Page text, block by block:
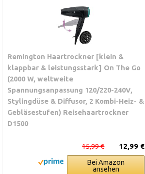
Remington Haartrockner [klein &
klappbar & leistungsstark] On The Go
(2000 W, weltweite
Spannungsanpassung 120/220-240V,
Stylingdüse & Diffusor, 2 Kombi-Heiz- &
Gebläsestufen) Reisehaartrockner
D1500
12,99 €
15,99 €
Bei Amazon
ansehen